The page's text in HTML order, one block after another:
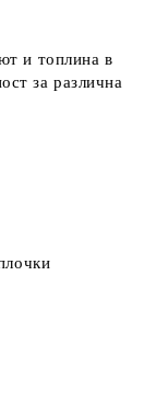
и топлина в
за различна